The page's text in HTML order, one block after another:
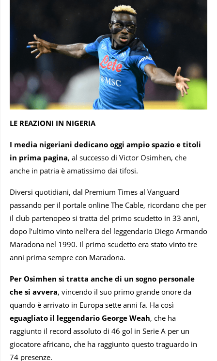
LE REAZIONI IN NIGERIA
I media nigeriani dedicano oggi ampio spazio e titoli
in prima pagina, al successo di Victor Osimhen, che
anche in patria è amatissimo dai tifosi.
Diversi quotidiani, dal Premium Times al Vanguard
passando per il portale online The Cable, ricordano che per
il club partenopeo si tratta del primo scudetto in 33 anni,
dopo l’ultimo vinto nell’era del leggendario Diego Armando
Maradona nel 1990. Il primo scudetto era stato vinto tre
anni prima sempre con Maradona.
Per Osimhen si tratta anche di un sogno personale
che si avvera, vincendo il suo primo grande onore da
quando è arrivato in Europa sette anni fa. Ha così
eguagliato il leggendario George Weah, che ha
raggiunto il record assoluto di 46 gol in Serie A per un
giocatore africano, che ha raggiunto questo traguardo in
74 presenze.